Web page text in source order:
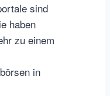
sind
haben
zu einem
in